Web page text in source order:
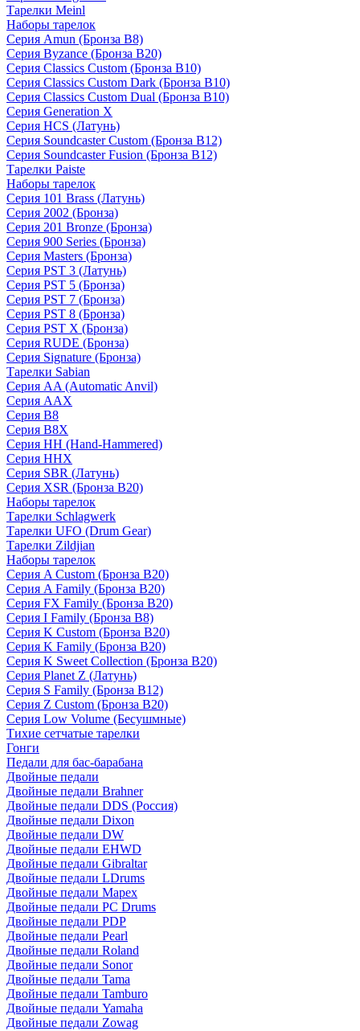
Тарелки Meinl
Наборы тарелок
Серия Amun (Бронза B8)
Серия Byzance (Бронза B20)
Серия Classics Custom (Бронза B10)
Серия Classics Custom Dark (Бронза B10)
Серия Classics Custom Dual (Бронза B10)
Серия Generation X
Серия HCS (Латунь)
Серия Soundcaster Custom (Бронза B12)
Серия Soundcaster Fusion (Бронза B12)
Тарелки Paiste
Наборы тарелок
Серия 101 Brass (Латунь)
Серия 2002 (Бронза)
Серия 201 Bronze (Бронза)
Серия 900 Series (Бронза)
Серия Masters (Бронза)
Серия PST 3 (Латунь)
Серия PST 5 (Бронза)
Серия PST 7 (Бронза)
Серия PST 8 (Бронза)
Серия PST X (Бронза)
Серия RUDE (Бронза)
Серия Signature (Бронза)
Тарелки Sabian
Серия AA (Automatic Anvil)
Серия AAX
Серия B8
Серия B8X
Серия HH (Hand-Hammered)
Серия HHX
Серия SBR (Латунь)
Серия XSR (Бронза B20)
Наборы тарелок
Тарелки Schlagwerk
Тарелки UFO (Drum Gear)
Тарелки Zildjian
Наборы тарелок
Серия A Custom (Бронза B20)
Серия A Family (Бронза B20)
Серия FX Family (Бронза B20)
Серия I Family (Бронза B8)
Серия K Custom (Бронза B20)
Серия K Family (Бронза B20)
Серия K Sweet Collection (Бронза B20)
Серия Planet Z (Латунь)
Серия S Family (Бронза B12)
Серия Z Custom (Бронза B20)
Серия Low Volume (Бесушмные)
Тихие сетчатые тарелки
Гонги
Педали для бас-барабана
Двойные педали
Двойные педали Brahner
Двойные педали DDS (Россия)
Двойные педали Dixon
Двойные педали DW
Двойные педали EHWD
Двойные педали Gibraltar
Двойные педали LDrums
Двойные педали Mapex
Двойные педали PC Drums
Двойные педали PDP
Двойные педали Pearl
Двойные педали Roland
Двойные педали Sonor
Двойные педали Tama
Двойные педали Tamburo
Двойные педали Yamaha
Двойные педали Zowag